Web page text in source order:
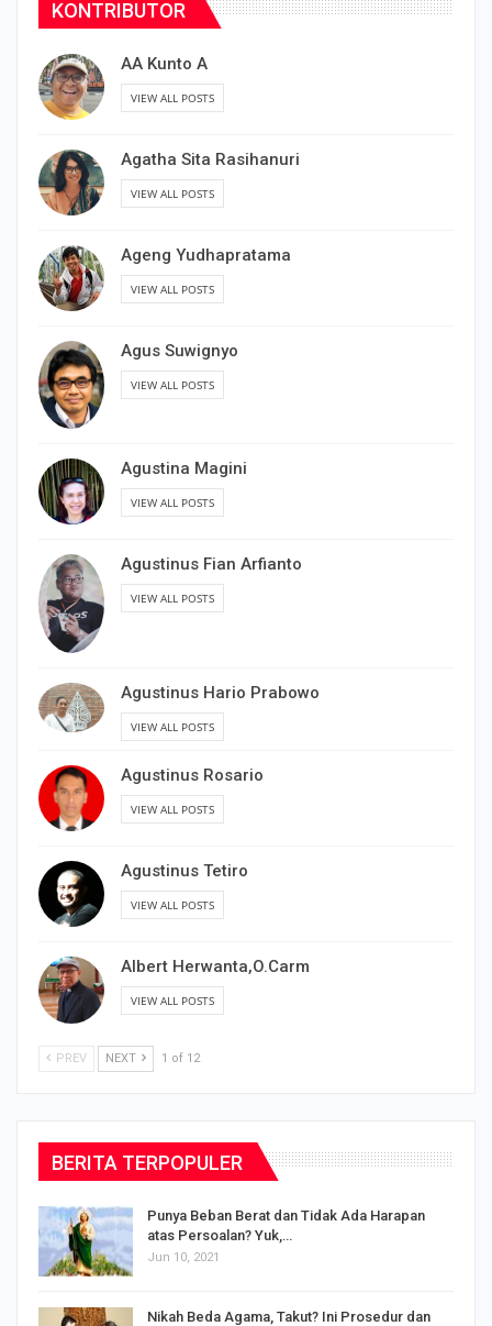
KONTRIBUTOR
AA Kunto A
VIEW ALL POSTS
Agatha Sita Rasihanuri
VIEW ALL POSTS
Ageng Yudhapratama
VIEW ALL POSTS
Agus Suwignyo
VIEW ALL POSTS
Agustina Magini
VIEW ALL POSTS
Agustinus Fian Arfianto
VIEW ALL POSTS
Agustinus Hario Prabowo
VIEW ALL POSTS
Agustinus Rosario
VIEW ALL POSTS
Agustinus Tetiro
VIEW ALL POSTS
Albert Herwanta,O.Carm
VIEW ALL POSTS
PREV NEXT 1 of 12
BERITA TERPOPULER
Punya Beban Berat dan Tidak Ada Harapan
atas Persoalan? Yuk,…
Jun 10, 2021
Nikah Beda Agama, Takut? Ini Prosedur dan